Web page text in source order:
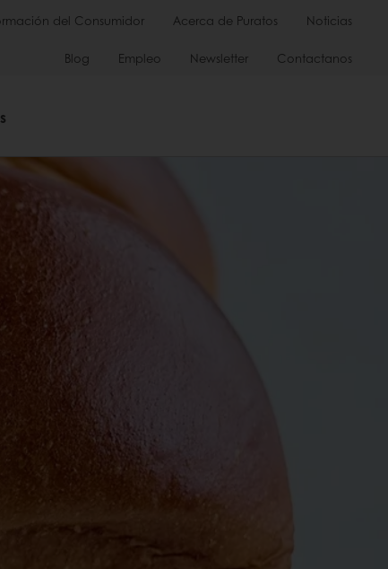
del Consumidor Acerca de Puratos Noticias
Blog Empleo Newsletter Contactanos